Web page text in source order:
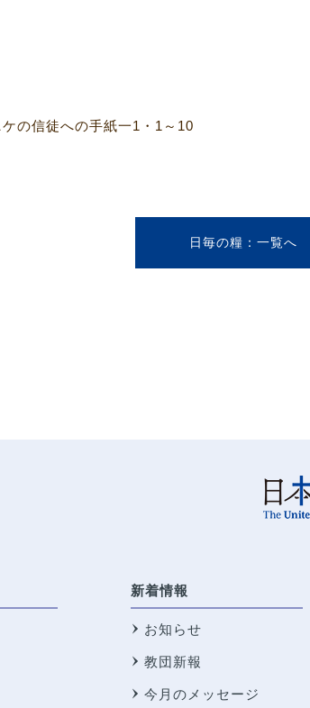
の信徒への手紙一1・1～10
日毎の糧
新着情報
お知らせ
教団新報
今月のメッセージ